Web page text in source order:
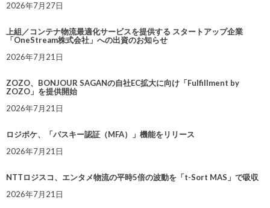
2026年7月27日
上組／コンテナ物流最適化サービスを提供する スタートアップ企業
「OneStream株式会社」への出資のお知らせ
2026年7月21日
ZOZO、BONJOUR SAGANの自社EC拡大に向け「Fulfillment by
ZOZO」を提供開始
2026年7月21日
ロジポケ、「パスキー認証（MFA）」機能をリリース
2026年7月21日
NTTロジスコ、エンタメ物流の平時5倍の波動を「t-Sort MAS」で吸収
2026年7月21日